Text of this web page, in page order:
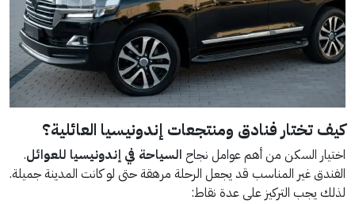
كيف تختار فنادق ومنتجعات إندونيسيا العائلية؟
اختيار السكن من أهم عوامل نجاح السياحة في إندونيسيا للعوائل.
الفندق غير المناسب قد يجعل الرحلة مرهقة حتى لو كانت المدينة جميلة.
لذلك يجب التركيز على عدة نقاط: